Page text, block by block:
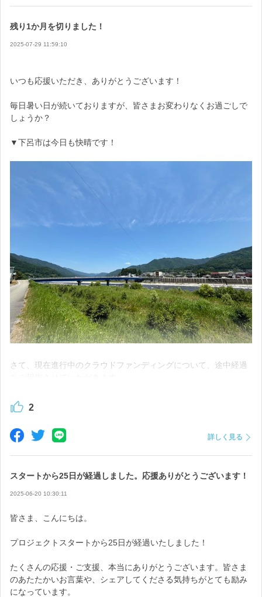
で、
応援どうぞ、よろしくお願いいたします。
この取り組みは今回で終わりではなく、これからも継続していき
残り1か月を切りました！
2025-07-29 11:59:10
いつも応援いただき、ありがとうございます！
毎日暑い日が続いておりますが、皆さまお変わりなくお過ごしで
しょうか？
▼下呂市は今日も快晴です！
さて、現在進行中のクラウドファンディングについて、途中経過
■ 121名の皆さまからのご支援をいただいております！
現時点で121人もの方にご購入・ご支援いただいております。
くださったり・・
■ 上乗せご支援分は「ぎふちょう金山」さんに寄付いたし
ます
2
詳しく見る
スタートから25日が経過しました。応援ありがとうございます！
2025-06-20 10:30:11
皆さま、こんにちは。
プロジェクトスタートから25日が経過いたしました！
たくさんの応援・ご支援、本当にありがとうございます。皆さま
のあたたかいお言葉や、シェアしてくださる気持ちがとても励み
になっています。